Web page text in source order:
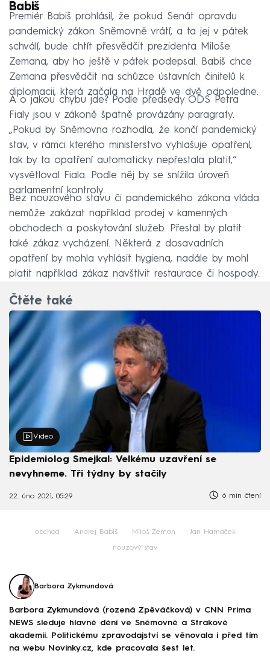
Babiš
Premiér Babiš prohlásil, že pokud Senát opravdu
pandemický zákon Sněmovně vrátí, a ta jej v pátek
schválí, bude chtít přesvědčit prezidenta Miloše
Zemana, aby ho ještě v pátek podepsal. Babiš chce
Zemana přesvědčit na schůzce ústavních činitelů k
diplomacii, která začala na Hradě ve dvě odpoledne.
A o jakou chybu jde? Podle předsedy ODS Petra
Fialy jsou v zákoně špatně provázány paragrafy.
„Pokud by Sněmovna rozhodla, že končí pandemický
stav, v rámci kterého ministerstvo vyhlašuje opatření,
tak by ta opatření automaticky nepřestala platit,“
vysvětloval Fiala. Podle něj by se snížila úroveň
parlamentní kontroly.
Bez nouzového stavu či pandemického zákona vláda
nemůže zakázat například prodej v kamenných
obchodech a poskytování služeb. Přestal by platit
také zákaz vycházení. Některá z dosavadních
opatření by mohla vyhlásit hygiena, nadále by mohl
platit například zákaz navštívit restaurace či hospody.
Čtěte také
Video
Epidemiolog Smejkal: Velkému uzavření se
nevyhneme. Tři týdny by stačily
22. úno 2021, 05:29 6 min čtení
obchod Andrej Babiš Miloš Zeman Jan Hamáček
nouzový stav
Barbora Zykmundová
Barbora Zykmundová (rozená Zpěváčková) v CNN Prima
NEWS sleduje hlavně dění ve Sněmovně a Strakově
akademii. Politickému zpravodajství se věnovala i před tím
na webu Novinky.cz, kde pracovala šest let.